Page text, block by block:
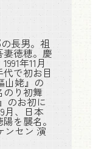
長男。祖
徳穂。慶
年11月
で初お目
山姥』の
のり初舞
のお初に
月、日本
を襲名。
ンセン 演